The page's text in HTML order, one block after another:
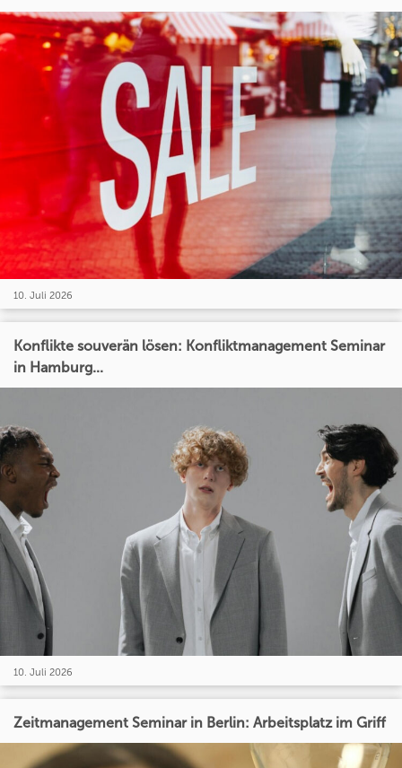
10. Juli 2026
Konflikte souverän lösen: Konfliktmanagement Seminar
in Hamburg...
10. Juli 2026
Zeitmanagement Seminar in Berlin: Arbeitsplatz im Griff